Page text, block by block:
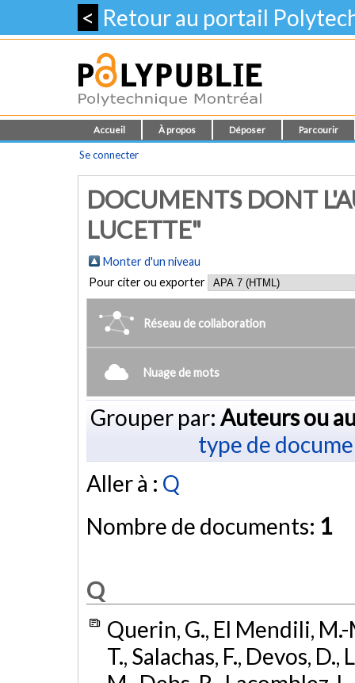
< Retour au portail
Accueil À propos Déposer Parcourir
Se connecter
DOCUMENTS DONT
LUCETTE"
Monter d'un niveau
Pour citer ou exporter
Réseau de collaboration
Nuage de mots
Grouper par: Auteurs ou
type de
Aller à : Q
Nombre de documents: 1
Q
Querin, G., El Mendili,
T., Salachas, F., Devos,